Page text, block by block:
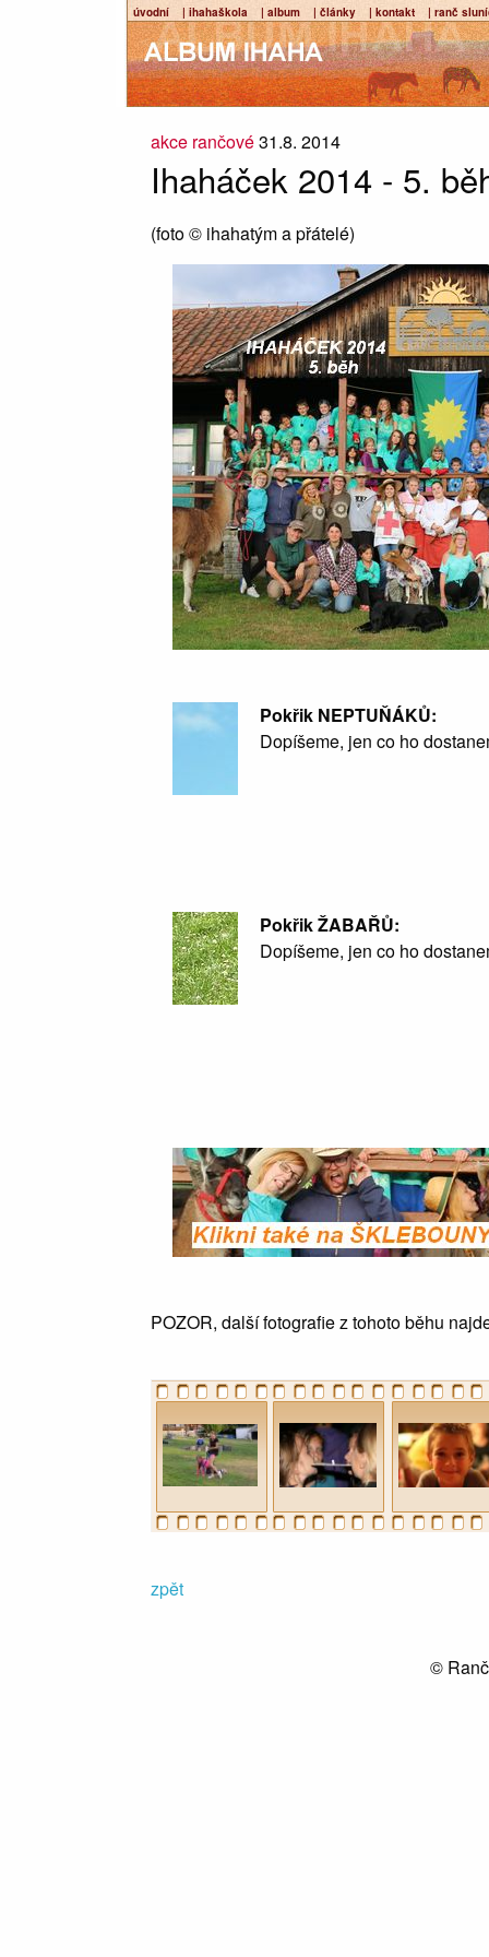
úvodní | ihahaškola | album | články | kontakt | ranč
akce rančové31.8. 2014
Ihaháček 2014 - 5.
(foto © ihahatým a přátelé)
Pokřik NEPTUŇÁKŮ:
Dopíšeme, jen co ho
Pokřik ŽABAŘŮ:
Dopíšeme, jen co ho
POZOR, další fotografie z tohoto běhu
zpět
©